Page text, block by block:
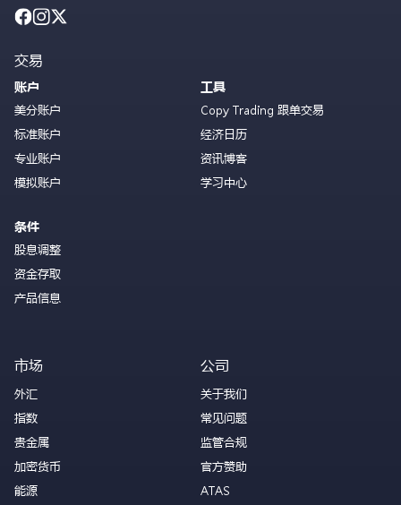
交易
账户
美分账户
标准账户
专业账户
模拟账户
条件
股息调整
资金存取
产品信息
工具
Copy Trading 跟单交易
经济日历
资讯博客
学习中心
市场
外汇
指数
贵金属
加密货币
能源
公司
关于我们
常见问题
监管合规
官方赞助
ATAS